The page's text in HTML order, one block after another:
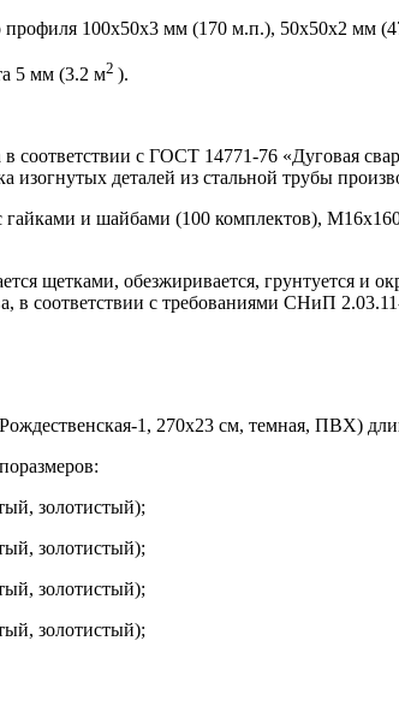
100х50х3 мм (170 м.п.), 50х50х2 мм
5 мм (3.2 м2 ).
в соответствии с ГОСТ 14771-76 «Дуговая
деталей из стальной трубы
гайками и шайбами (100 комплектов),
щетками, обезжиривается, грунтуется и
в соответствии с требованиями СНиП
1, 270х23 см, темная, ПВХ)
золотистый);
золотистый);
золотистый);
золотистый);